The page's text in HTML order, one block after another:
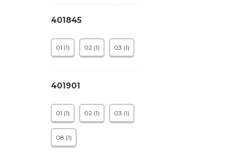
401845
01 (1) 02 (1) 03 (1)
401901
01 (1) 02 (1) 03 (1)
08 (1)